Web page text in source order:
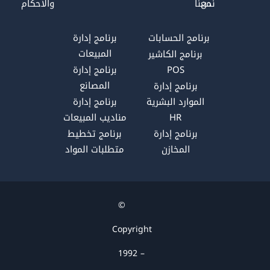
برنامج الحسابات
برنامج الكاشير
POS
برنامج إدارة
الموارد البشرية
HR
برنامج إدارة
المخازن
برنامج إدارة
المبيعات
برنامج إدارة
المصانع
برنامج إدارة
مناديب المبيعات
برنامج تخطيط
متطلبات المواد
نحن
معنا
والأحكام
o
k
i
n
m
p
p
©
Copyright
1992 –